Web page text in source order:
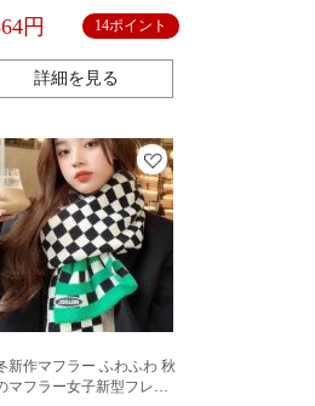
手マフラー2023新型アウ
円 14ポイント
詳細を見る
新作マフラー ふわふわ 秋
マフラー女子新型フレッ